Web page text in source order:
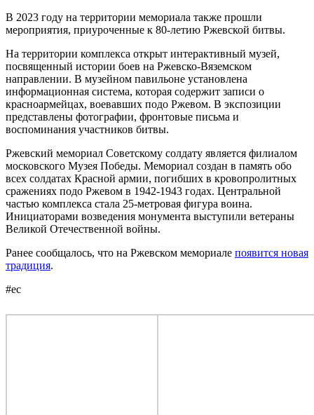
В 2023 году на территории мемориала также прошли
мероприятия, приуроченные к 80-летию Ржевской битвы.
На территории комплекса открыт интерактивный музей,
посвященный истории боев на Ржевско-Вяземском
направлении. В музейном павильоне установлена
информационная система, которая содержит записи о
красноармейцах, воевавших подо Ржевом. В экспозиции
представлены фотографии, фронтовые письма и
воспоминания участников битвы.
Ржевский мемориал Советскому солдату является филиалом
московского Музея Победы. Мемориал создан в память обо
всех солдатах Красной армии, погибших в кровопролитных
сражениях подо Ржевом в 1942-1943 годах. Центральной
частью комплекса стала 25-метровая фигура воина.
Инициаторами возведения монумента выступили ветераны
Великой Отечественной войны.
Ранее сообщалось, что на Ржевском мемориале появится новая
традиция.
#ес